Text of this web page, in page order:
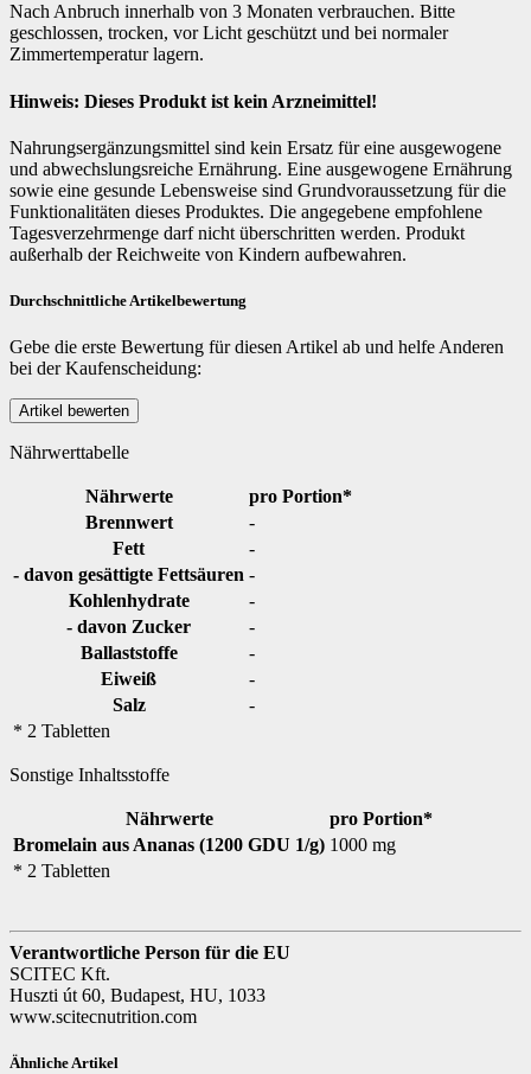
Nach Anbruch innerhalb von 3 Monaten verbrauchen. Bitte
geschlossen, trocken, vor Licht geschützt und bei normaler
Zimmertemperatur lagern.
Hinweis: Dieses Produkt ist kein Arzneimittel!
Nahrungsergänzungsmittel sind kein Ersatz für eine ausgewogene
und abwechslungsreiche Ernährung. Eine ausgewogene Ernährung
sowie eine gesunde Lebensweise sind Grundvoraussetzung für die
Funktionalitäten dieses Produktes. Die angegebene empfohlene
Tagesverzehrmenge darf nicht überschritten werden. Produkt
außerhalb der Reichweite von Kindern aufbewahren.
Durchschnittliche Artikelbewertung
Gebe die erste Bewertung für diesen Artikel ab und helfe Anderen
bei der Kaufenscheidung:
Nährwerttabelle
Nährwerte
pro Portion*
Brennwert
-
Fett
-
- davon gesättigte Fettsäuren -
Kohlenhydrate
-
- davon Zucker
-
Ballaststoffe
-
Eiweiß
-
Salz
-
* 2 Tabletten
Sonstige Inhaltsstoffe
Nährwerte
pro Portion*
Bromelain aus Ananas (1200 GDU 1/g) 1000 mg
* 2 Tabletten
Verantwortliche Person für die EU
SCITEC Kft.
Huszti út 60, Budapest, HU, 1033
www.scitecnutrition.com
Ähnliche Artikel